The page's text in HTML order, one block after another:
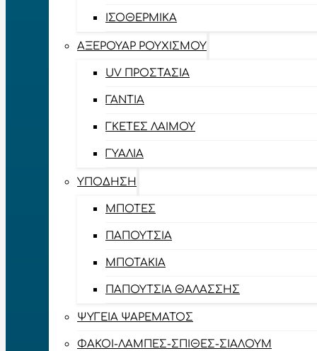
ΙΣΟΘΕΡΜΙΚΆ
ΑΞΕΡΟΥΆΡ ΡΟΥΧΙΣΜΟΎ
UV ΠΡΟΣΤΑΣΊΑ
ΓΆΝΤΙΑ
ΓΚΈΤΕΣ ΛΑΊΜΟΥ
ΓΥΑΛΙΆ
ΥΠΌΔΗΣΗ
ΜΠΌΤΕΣ
ΠΑΠΟΎΤΣΙΑ
ΜΠΟΤΆΚΙΑ
ΠΑΠΟΎΤΣΙΑ ΘΑΛΆΣΣΗΣ
ΨΥΓΕΊΑ ΨΑΡΈΜΑΤΟΣ
ΦΑΚΟΊ-ΛΆΜΠΕΣ-ΣΠΊΘΕΣ-ΣΊΑΛΟΥΜ